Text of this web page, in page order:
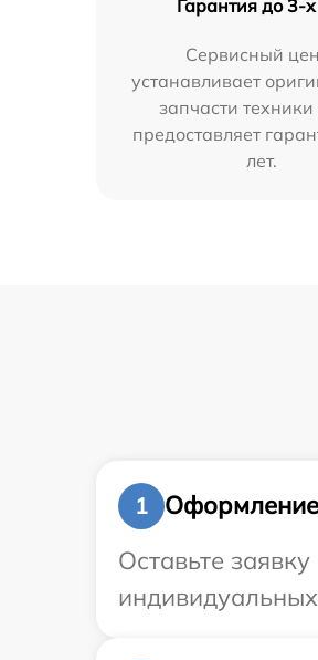
Гарантия до 3-х
Сервисный
устанавливает
запчасти техники
предоставляет
лет.
1
Оставьте